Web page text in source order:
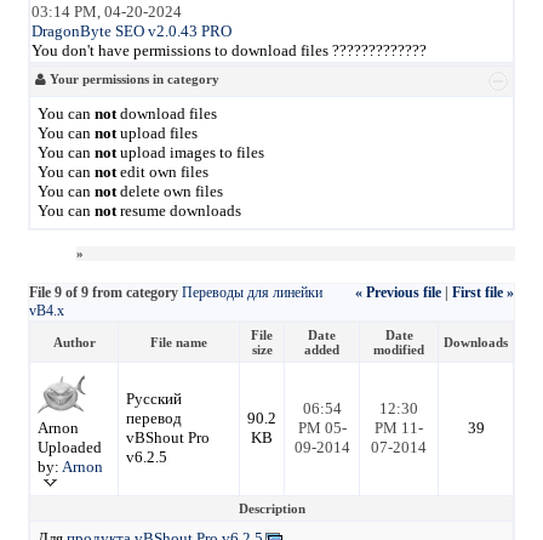
03:14 PM, 04-20-2024
DragonByte SEO v2.0.43 PRO
You don't have permissions to download files ?????????????
Your permissions in category
You can notdownload files
You can notupload files
You can notupload images to files
You can notedit own files
You can notdelete own files
You can notresume downloads
»
« Previous file | First file »
File 9 of 9 from category Переводы для линейки
vB4.х
Author File name
File
size
Date
added
Date
modified
Downloads
Arnon
Uploaded
by: Arnon
Русский
перевод
vBShout Pro
v6.2.5
90.2
KB
06:54
PM 05-
09-2014
12:30
PM 11-
07-2014
39
Description